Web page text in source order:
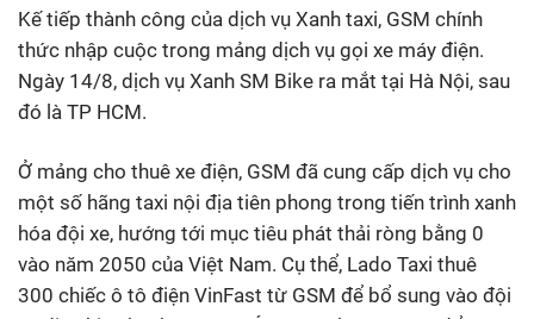
Kế tiếp thành công của dịch vụ Xanh taxi, GSM chính
thức nhập cuộc trong mảng dịch vụ gọi xe máy điện.
Ngày 14/8, dịch vụ Xanh SM Bike ra mắt tại Hà Nội, sau
đó là TP HCM.
Ở mảng cho thuê xe điện, GSM đã cung cấp dịch vụ cho
một số hãng taxi nội địa tiên phong trong tiến trình xanh
hóa đội xe, hướng tới mục tiêu phát thải ròng bằng 0
vào năm 2050 của Việt Nam. Cụ thể, Lado Taxi thuê
300 chiếc ô tô điện VinFast từ GSM để bổ sung vào đội